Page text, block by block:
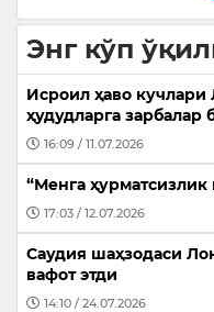
Энг кўп
Исроил ҳаво
ҳудудларга зарбалар
16:09 / 11.07.2026
“Менга ҳурматсизлик
17:03 / 12.07.2026
Саудия шаҳзодаси
вафот этди
14:10 / 24.07.2026